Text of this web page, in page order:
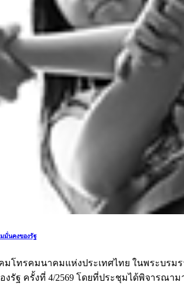
มั่นคงของรัฐ
โทรคมนาคมแห่งประเทศไทย ในพระบร
ฐ ครั้งที่ 4/2569 โดยที่ประชุมได้พิจารณา